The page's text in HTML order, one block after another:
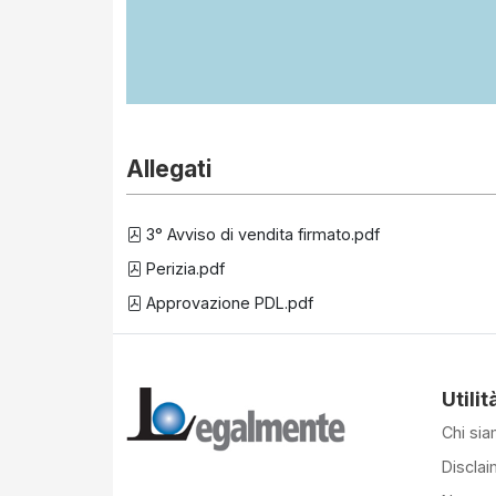
Allegati
3° Avviso di vendita firmato.pdf
Perizia.pdf
Approvazione PDL.pdf
Chi